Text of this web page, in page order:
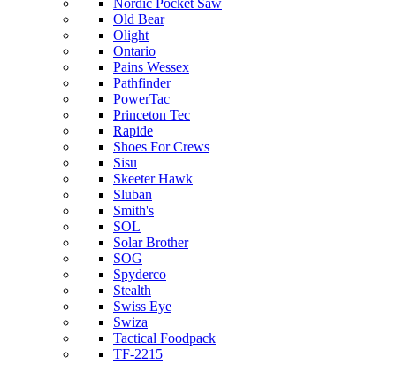
Nordic Pocket Saw
Old Bear
Olight
Ontario
Pains Wessex
Pathfinder
PowerTac
Princeton Tec
Rapide
Shoes For Crews
Sisu
Skeeter Hawk
Sluban
Smith's
SOL
Solar Brother
SOG
Spyderco
Stealth
Swiss Eye
Swiza
Tactical Foodpack
TF-2215